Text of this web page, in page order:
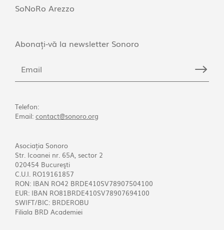
SoNoRo Arezzo
Abonați-vă la newsletter Sonoro
Telefon:
Email: contact@sonoro.org
Asociația Sonoro
Str. Icoanei nr. 65A, sector 2
020454 Bucureşti
C.U.I. RO19161857
RON: IBAN RO42 BRDE410SV78907504100
EUR: IBAN RO81BRDE410SV78907694100
SWIFT/BIC: BRDEROBU
Filiala BRD Academiei